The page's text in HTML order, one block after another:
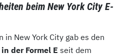
beim New York City E-
in New York City gab es den
der Formel E seit dem